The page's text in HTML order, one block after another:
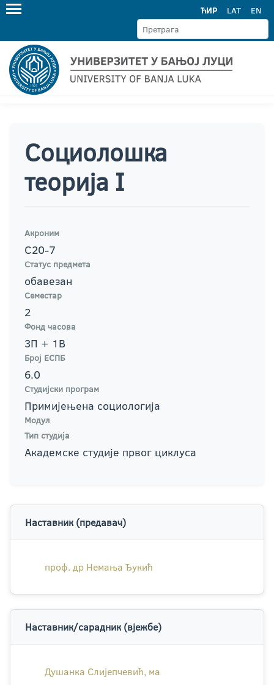
ЋИР LAT EN
Социолошка
теорија I
Акроним
С20-7
Статус предмета
обавезан
Семестар
2
Фонд часова
3П + 1В
Број ЕСПБ
6.0
Студијски програм
Примијењена социологија
Модул
Тип студија
Академске студије првог циклуса
Наставник (предавач)
проф. др Немања Ђукић
Наставник/сарадник (вјежбе)
Душанка Слијепчевић, ма